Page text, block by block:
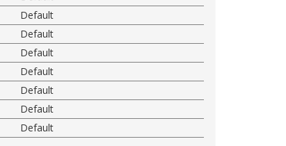
Default
Default
Default
Default
Default
Default
Default